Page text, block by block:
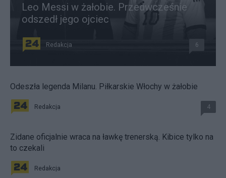
Leo Messi w żałobie. Przedwcześnie
odszedł jego ojciec
Redakcja 6
Odeszła legenda Milanu. Piłkarskie Włochy w żałobie
Redakcja 4
Zidane oficjalnie wraca na ławkę trenerską. Kibice tylko na
to czekali
Redakcja